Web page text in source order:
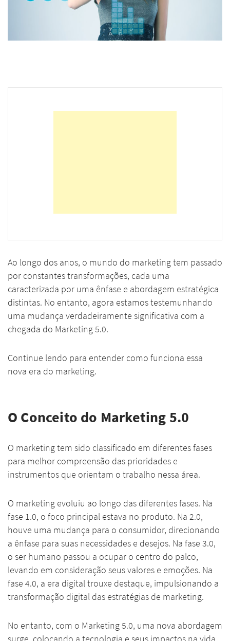
Ao longo dos anos, o mundo do marketing tem passado
por constantes transformações, cada uma
caracterizada por uma ênfase e abordagem estratégica
distintas. No entanto, agora estamos testemunhando
uma mudança verdadeiramente significativa com a
chegada do Marketing 5.0.
Continue lendo para entender como funciona essa
nova era do marketing.
O Conceito do Marketing 5.0
O marketing tem sido classificado em diferentes fases
para melhor compreensão das prioridades e
instrumentos que orientam o trabalho nessa área.
O marketing evoluiu ao longo das diferentes fases. Na
fase 1.0, o foco principal estava no produto. Na 2.0,
houve uma mudança para o consumidor, direcionando
a ênfase para suas necessidades e desejos. Na fase 3.0,
o ser humano passou a ocupar o centro do palco,
levando em consideração seus valores e emoções. Na
fase 4.0, a era digital trouxe destaque, impulsionando a
transformação digital das estratégias de marketing.
No entanto, com o Marketing 5.0, uma nova abordagem